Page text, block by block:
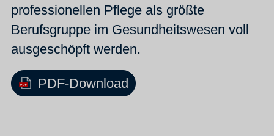
professionellen Pflege als größte
Berufsgruppe im Gesundheitswesen voll
ausgeschöpft werden.
PDF-Download